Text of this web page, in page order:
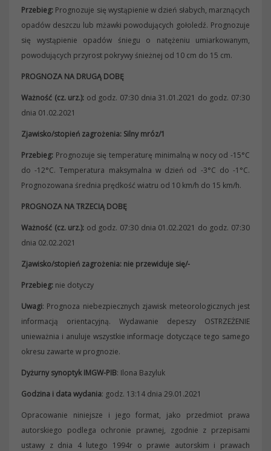
Przebieg: Prognozuje się wystąpienie w dzień słabych, marznących
opadów deszczu lub mżawki powodujących gołoledź. Prognozuje
się wystąpienie opadów śniegu o natężeniu umiarkowanym,
powodujących przyrost pokrywy śnieżnej od 10 cm do 15 cm.
PROGNOZA NA DRUGĄ DOBĘ
Ważność (cz. urz.): od godz. 07:30 dnia 31.01.2021 do godz. 07:30
dnia 01.02.2021
Zjawisko/stopień zagrożenia: Silny mróz/1
Przebieg: Prognozuje się temperaturę minimalną w nocy od -15°C
do -12°C. Temperatura maksymalna w dzień od -3°C do -1°C.
Prognozowana średnia prędkość wiatru od 10 km/h do 15 km/h.
PROGNOZA NA TRZECIĄ DOBĘ
Ważność (cz. urz.): od godz. 07:30 dnia 01.02.2021 do godz. 07:30
dnia 02.02.2021
Zjawisko/stopień zagrożenia: nie przewiduje się/-
Przebieg: nie dotyczy
Uwagi: Prognoza niebezpiecznych zjawisk meteorologicznych jest
informacją orientacyjną. Wydawanie depeszy OSTRZEŻENIE
unieważnia i anuluje wszystkie informacje dotyczące tego samego
okresu zawarte w prognozie.
Dyżurny synoptyk IMGW-PIB: Ilona Bazyluk
Godzina i data wydania: godz. 13:14 dnia 29.01.2021
Opracowanie niniejsze i jego format, jako przedmiot prawa
autorskiego podlega ochronie prawnej, zgodnie z przepisami
ustawy z dnia 4 lutego 1994r o prawie autorskim i prawach